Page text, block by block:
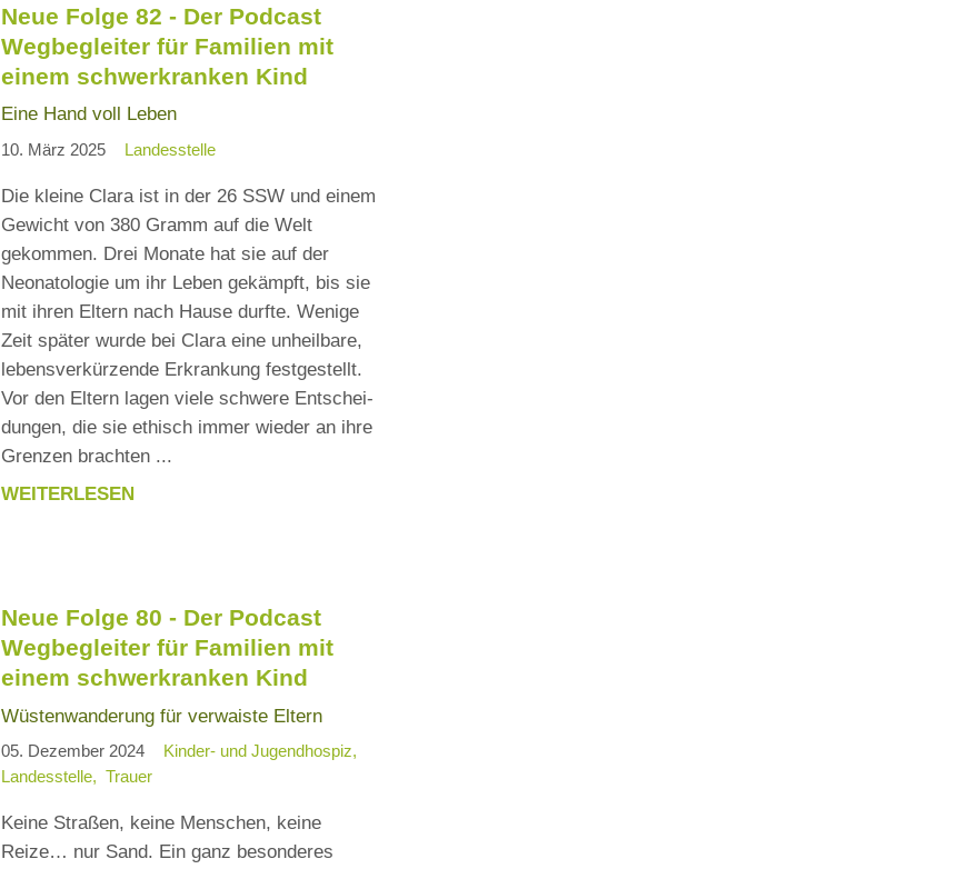
DER
PODCAST
WEGBEGLEITER
FÜR
EINEM
SCHWERKRANKEN
KIND
Neue Folge 82 - Der Podcast
Wegbegleiter für Familien mit
einem schwerkranken Kind
Eine Hand voll Leben
10. März 2025 Landesstelle
Die kleine Clara ist in der 26 SSW und einem
Gewicht von 380 Gramm auf die Welt
gekommen. Drei Monate hat sie auf der
Neonatologie um ihr Leben gekämpft, bis sie
mit ihren Eltern nach Hause durfte. Wenige
Zeit später wurde bei Clara eine unheilbare,
lebensverkürzende Erkrankung festgestellt.
Vor den Eltern lagen viele schwere Entschei-
dungen, die sie ethisch immer wieder an ihre
Grenzen brachten ...
WEITERLESEN
NEUE
DER
PODCAST
WEGBEGLEITER
FÜR
MIT
SCHWERKRANKEN
KIND
Neue Folge 80 - Der Podcast
Wegbegleiter für Familien mit
einem schwerkranken Kind
Wüstenwanderung für verwaiste Eltern
05. Dezember 2024
Kinder- und Jugendhospiz
Landesstelle
Trauer
Keine Straßen, keine Menschen, keine
Reize… nur Sand. Ein ganz besonderes